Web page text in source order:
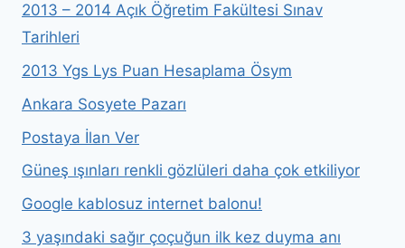
2013 – 2014 Açık Öğretim Fakültesi Sınav
Tarihleri
2013 Ygs Lys Puan Hesaplama Ösym
Ankara Sosyete Pazarı
Postaya İlan Ver
Güneş ışınları renkli gözlüleri daha çok etkiliyor
Google kablosuz internet balonu!
3 yaşındaki sağır çoçuğun ilk kez duyma anı